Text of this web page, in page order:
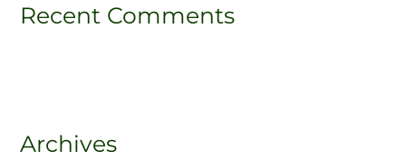
Recent Comments
Archives